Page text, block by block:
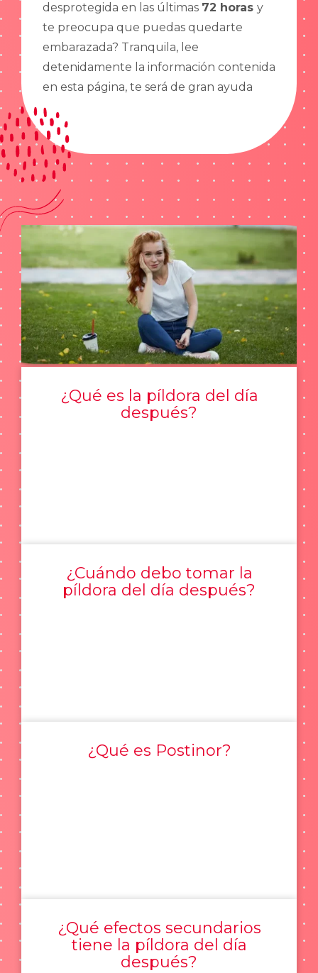
desprotegida en las últimas 72 horas y
te preocupa que puedas quedarte
embarazada? Tranquila, lee
detenidamente la información contenida
en esta página, te será de gran ayuda
¿Qué es la píldora del día
después?
¿Cuándo debo tomar la
píldora del día después?
¿Qué es Postinor?
¿Qué efectos secundarios
tiene la píldora del día
después?